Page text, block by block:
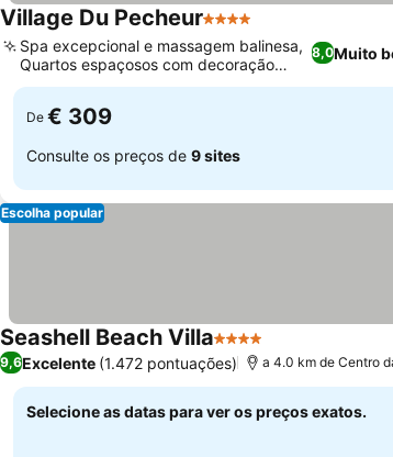
Village Du Pecheur4 Estrelas
8,0Muito
Spa excepcional e massagem balinesa,
Quartos espaçosos com decoração
tradicional
De € 309
Consulte os preços de 9 sites
Escolha popular
Seashell Beach Villa4 Estrelas
9,6Excelente (1.472 pontuações) a 4.0 km de Centro
Selecione as datas para ver os preços exatos.